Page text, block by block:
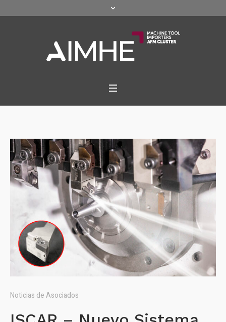
Noticias de Asociados